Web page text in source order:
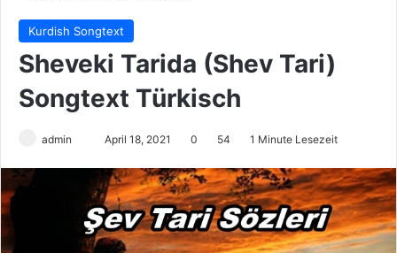
Kurdish Songtext
Sheveki Tarida (Shev Tari)
Songtext Türkisch
admin
d
e
u
April 18, 2021 0 54 1 Minute Lesezeit